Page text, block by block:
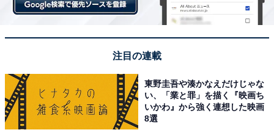
注目の連載
東野圭吾や湊かなえだけじゃな
い、「業と罪」を描く『映画ち
いかわ』から強く連想した映画
8選